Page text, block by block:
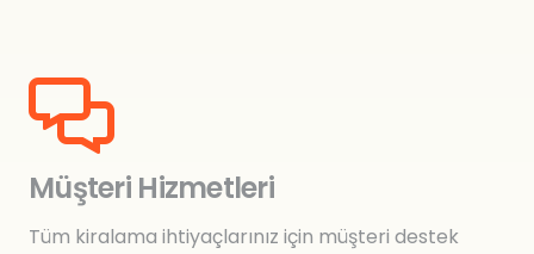
Müşteri Hizmetleri
Tüm kiralama ihtiyaçlarınız için müşteri destek